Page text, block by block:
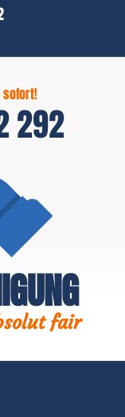
sofort!
292
fair